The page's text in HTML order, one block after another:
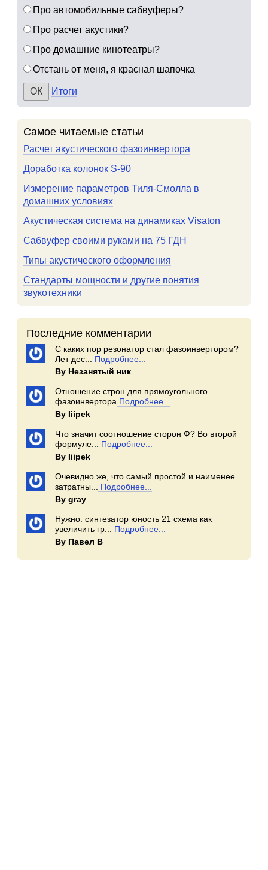
Про автомобильные сабвуферы?
Про расчет акустики?
Про домашние кинотеатры?
Отстань от меня, я красная шапочка
Итоги
Самое читаемые статьи
Расчет акустического фазоинвертора
Доработка колонок S-90
Измерение параметров Тиля-Смолла в
домашних условиях
Акустическая система на динамиках Visaton
Сабвуфер своими руками на 75 ГДН
Типы акустического оформления
Стандарты мощности и другие понятия
звукотехники
Последние комментарии
С каких пор резонатор стал фазоинвертором?
Лет дес...
Подробнее...
By Незанятый ник
Отношение строн для прямоугольного
фазоинвертора Подробнее...
By Iiipek
Что значит соотношение сторон Ф? Во второй
формуле...
Подробнее...
By Iiipek
Очевидно же, что самый простой и наименее
затратны...
Подробнее...
By gray
Нужно: синтезатор юность 21 схема как
увеличить гр...
Подробнее...
By Павел В